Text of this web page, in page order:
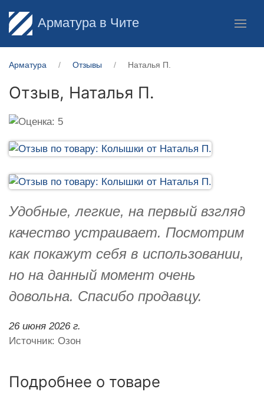
Арматура в Чите
Арматура Отзывы Наталья П.
Отзыв, Наталья П.
Удобные, легкие, на первый взгляд
качество устраивает. Посмотрим
как покажут себя в использовании,
но на данный момент очень
довольна. Спасибо продавцу.
26 июня 2026 г.
Источник: Озон
Подробнее о товаре